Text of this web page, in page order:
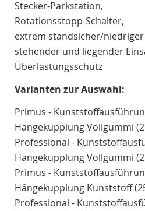
Stecker-Parkstation,
Rotationsstopp-Schalter,
extrem standsicher/
stehender und liegender
Überlastungsschutz
Varianten zur Auswahl:
Primus -
Hängekupplung Vollgummi
Professional -
Hängekupplung Vollgummi
Primus -
Hängekupplung Kunststoff
Professional -